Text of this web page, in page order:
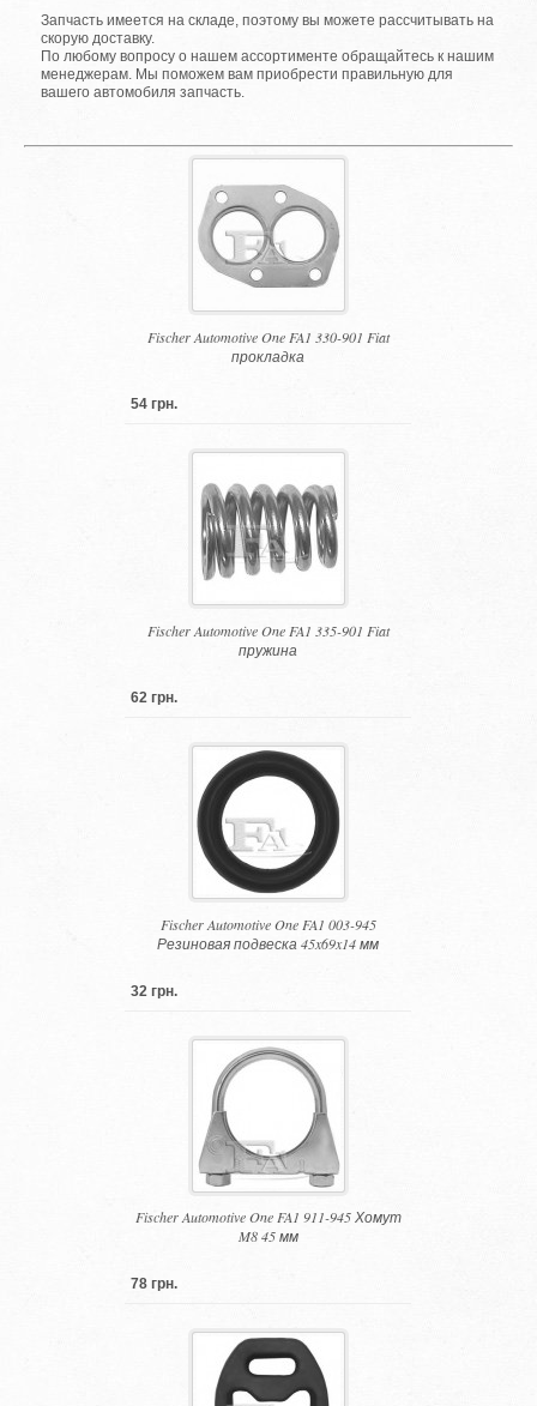
Запчасть имеется на складе, поэтому вы можете рассчитывать на
скорую доставку.
По любому вопросу о нашем ассортименте обращайтесь к нашим
менеджерам. Мы поможем вам приобрести правильную для
вашего автомобиля запчасть.
Fischer Automotive One FA1 330-901 Fiat
прокладка
54 грн.
Fischer Automotive One FA1 335-901 Fiat
пружина
62 грн.
Fischer Automotive One FA1 003-945
Резиновая подвеска 45x69x14 мм
32 грн.
Fischer Automotive One FA1 911-945 Хомут
M8 45 мм
78 грн.